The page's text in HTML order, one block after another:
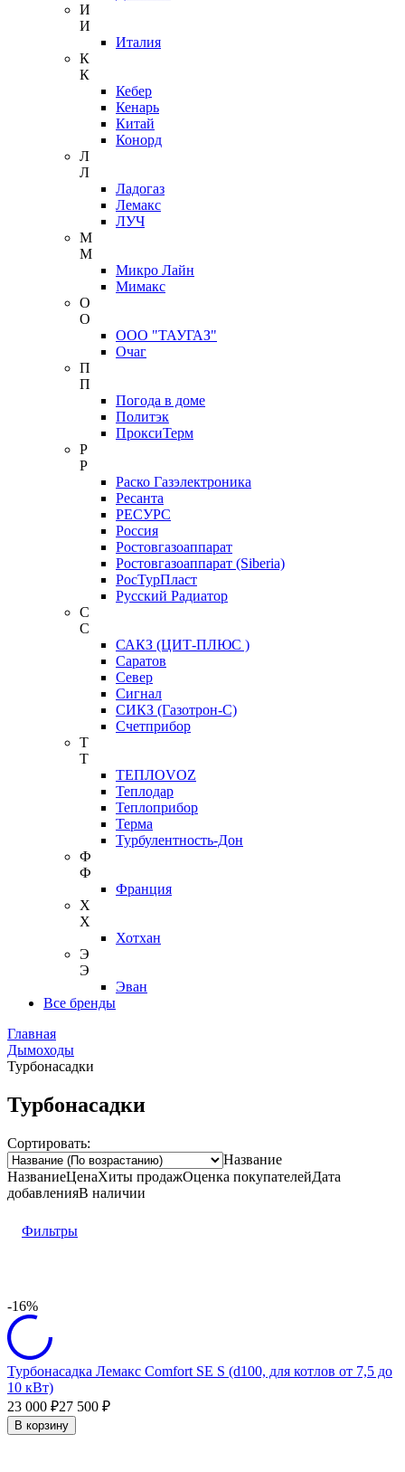
И
И
Италия
К
К
Кебер
Кенарь
Китай
Конорд
Л
Л
Ладогаз
Лемакс
ЛУЧ
М
М
Микро Лайн
Мимакс
О
О
ООО "ТАУГАЗ"
Очаг
П
П
Погода в доме
Политэк
ПроксиТерм
Р
Р
Раско Газэлектроника
Ресанта
РЕСУРС
Россия
Ростовгазоаппарат
Ростовгазоаппарат (Siberia)
РосТурПласт
Русский Радиатор
С
С
САКЗ (ЦИТ-ПЛЮС )
Саратов
Север
Сигнал
СИКЗ (Газотрон-С)
Счетприбор
Т
Т
ТЕПЛОVOZ
Теплодар
Теплоприбор
Терма
Турбулентность-Дон
Ф
Ф
Франция
Х
Х
Хотхан
Э
Э
Эван
Все бренды
Главная
Дымоходы
Турбонасадки
Турбонасадки
Сортировать:
Название
НазваниеЦенаХиты продажОценка покупателейДата
добавленияВ наличии
Фильтры
-16%
Турбонасадка Лемакс Comfort SE S (d100, для котлов от 7,5 до
10 кВт)
23 000 ₽27 500 ₽
В корзину